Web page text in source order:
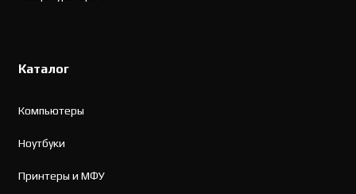
Каталог
Компьютеры
Ноутбуки
Принтеры и МФУ